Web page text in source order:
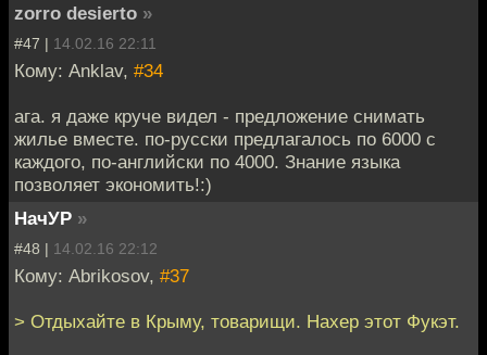
zorro desierto »
#47 | 14.02.16 22:11
Кому: Anklav, #34
ага. я даже круче видел - предложение снимать
жилье вместе. по-русски предлагалось по 6000 с
каждого, по-английски по 4000. Знание языка
позволяет экономить!:)
НачУР »
#48 | 14.02.16 22:12
Кому: Abrikosov, #37
> Отдыхайте в Крыму, товарищи. Нахер этот Фукэт.